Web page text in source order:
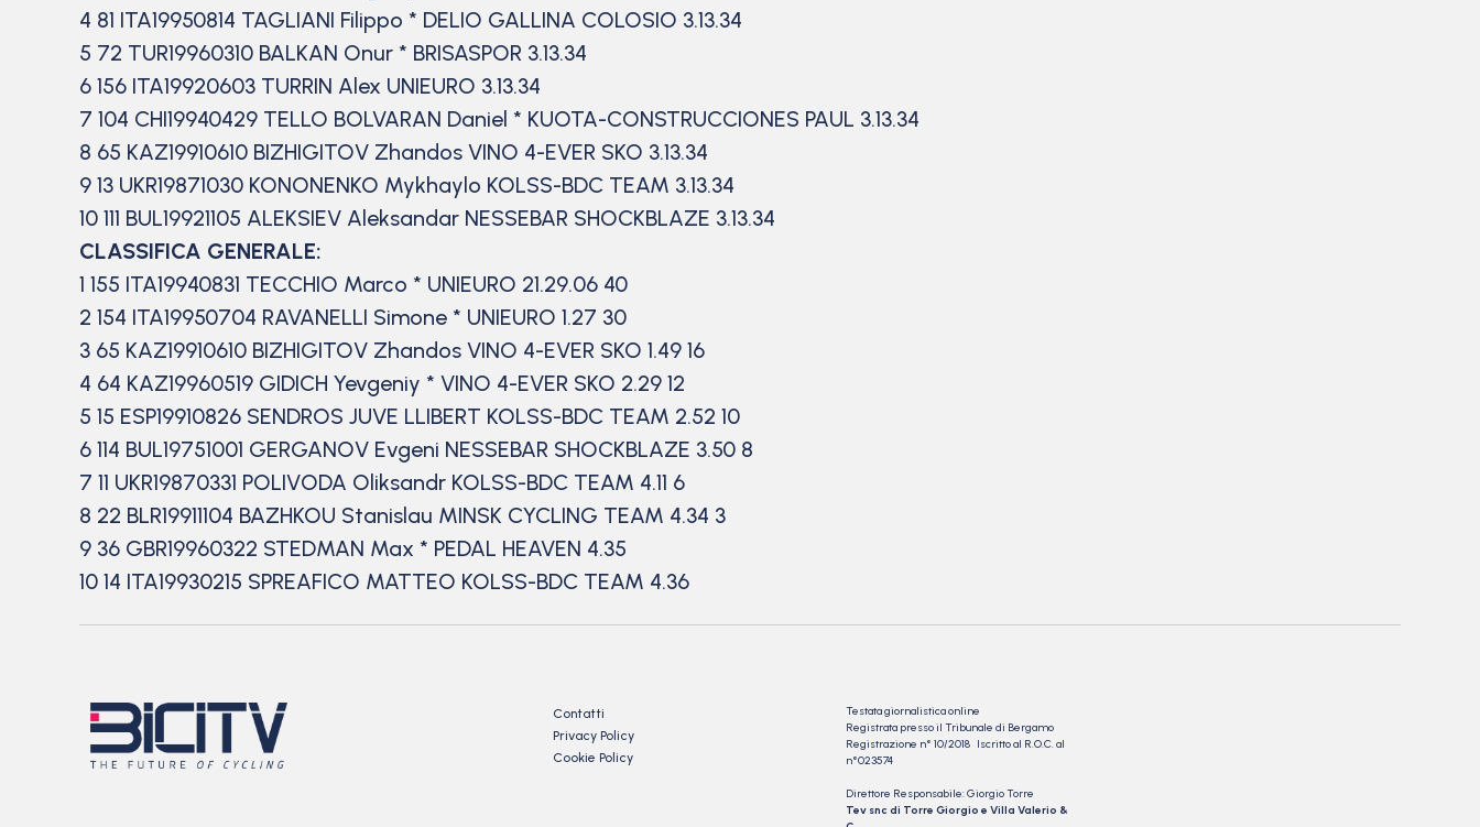
4 81 ITA19950814 TAGLIANI Filippo * DELIO GALLINA COLOSIO 3.13.34
5 72 TUR19960310 BALKAN Onur * BRISASPOR 3.13.34
6 156 ITA19920603 TURRIN Alex UNIEURO 3.13.34
7 104 CHI19940429 TELLO BOLVARAN Daniel * KUOTA-CONSTRUCCIONES PAUL 3.13.34
8 65 KAZ19910610 BIZHIGITOV Zhandos VINO 4-EVER SKO 3.13.34
9 13 UKR19871030 KONONENKO Mykhaylo KOLSS-BDC TEAM 3.13.34
10 111 BUL19921105 ALEKSIEV Aleksandar NESSEBAR SHOCKBLAZE 3.13.34
CLASSIFICA GENERALE:
1 155 ITA19940831 TECCHIO Marco * UNIEURO 21.29.06 40
2 154 ITA19950704 RAVANELLI Simone * UNIEURO 1.27 30
3 65 KAZ19910610 BIZHIGITOV Zhandos VINO 4-EVER SKO 1.49 16
4 64 KAZ19960519 GIDICH Yevgeniy * VINO 4-EVER SKO 2.29 12
5 15 ESP19910826 SENDROS JUVE LLIBERT KOLSS-BDC TEAM 2.52 10
6 114 BUL19751001 GERGANOV Evgeni NESSEBAR SHOCKBLAZE 3.50 8
7 11 UKR19870331 POLIVODA Oliksandr KOLSS-BDC TEAM 4.11 6
8 22 BLR19911104 BAZHKOU Stanislau MINSK CYCLING TEAM 4.34 3
9 36 GBR19960322 STEDMAN Max * PEDAL HEAVEN 4.35
10 14 ITA19930215 SPREAFICO MATTEO KOLSS-BDC TEAM 4.36
Contatti
Privacy Policy
Cookie Policy
Testata giornalistica online
Registrata presso il Tribunale di Bergamo
Registrazione n° 10/2018 Iscritto al R.O.C. al
n°023574
Direttore Responsabile: Giorgio Torre
Tev snc di Torre Giorgio e Villa Valerio &